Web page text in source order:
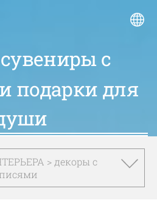
с
подарки для
> декоры с